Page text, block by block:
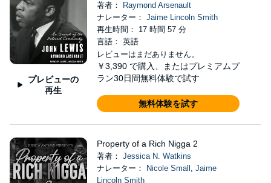
プレビューの
再生
著者：
Raymond Arsenault
ナレーター： Jaime Lincoln Smith
再生時間： 17 時間 57 分
言語： 英語
レビューはまだありません。
￥3,390 で購入、またはプレミアムプ
ラン30日間無料体験で試す
無料体験を試す
Property of a Rich Nigga 2
著者： Jessica N. Watkins
ナレーター：
Nicole Small , Jaime
Lincoln Smith